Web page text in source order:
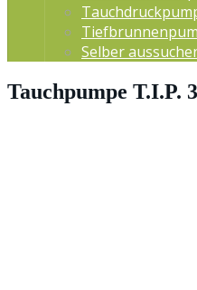
Selber
Tauchpumpe T.I.P.